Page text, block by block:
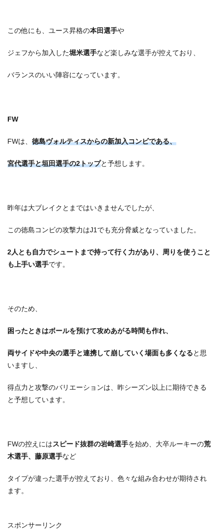
この他にも、ユース昇格の本田選手や
ジェフから加入した堀米選手など楽しみな選手が控えており、
バランスのいい陣容になっています。
FW
FWは、 徳島ヴォルティスからの新加入コンビである、
宮代選手と垣田選手の2トップと予想します。
昨年は大ブレイクとまではいきませんでしたが、
この徳島コンビの攻撃力はJ1でも充分脅威となっていました。
2人とも自力でシュートまで持って行く力があり、周りを使うこと
も上手い選手です。
そのため、
困ったときはボールを預けて攻めあがる時間も作れ、
両サイドや中央の選手と連携して崩していく場面も多くなると思
いますし、
得点力と攻撃のバリエーションは、昨シーズン以上に期待できる
と予想しています。
FWの控えにはスピード抜群の岩崎選手を始め、大卒ルーキーの荒
木選手、藤原選手など
タイプが違った選手が控えており、色々な組み合わせが期待され
ます。
スポンサーリンク